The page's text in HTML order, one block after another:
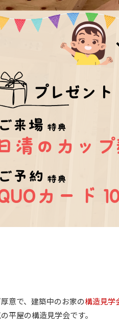
意で、建築中のお家の構造見学
平屋の構造見学会です。